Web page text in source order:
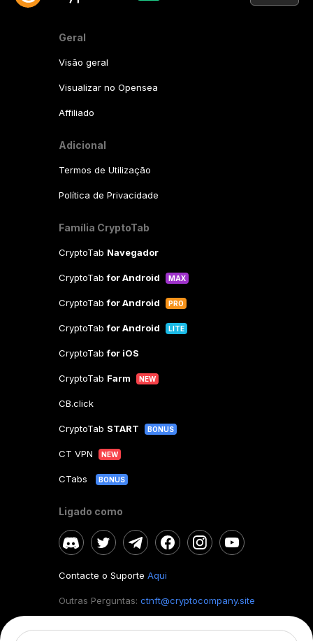
Geral
Visão geral
Visualizar no Opensea
Affiliado
Adicional
Termos de Utilização
Política de Privacidade
Família CryptoTab
CryptoTab Navegador
CryptoTabfor Android MAX
CryptoTabfor Android PRO
CryptoTabfor Android LITE
CryptoTabfor iOS
CryptoTab Farm NEW
CB.click
CryptoTab START BONUS
CT VPN NEW
CTabs BONUS
Ligado como
Contacte o Suporte Aqui
Outras Perguntas: ctnft@cryptocompany.site